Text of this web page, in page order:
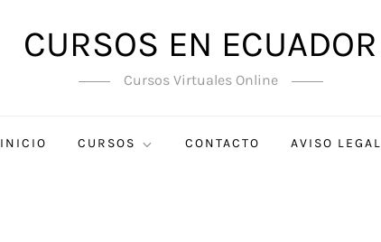
CURSOS EN ECUADOR
Cursos Virtuales Online
INICIO CURSOS CONTACTO AVISO LEGAL